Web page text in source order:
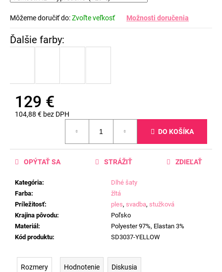
Môžeme doručiť do:Zvoľte veľkosť Možnosti doručenia
129 €
104,88 € bez DPH
DO KOŠÍKA
Kategória:
Dlhé šaty
Farba:
žltá
Príležitosť: ples, svadba, stužková
Krajina pôvodu:
Poľsko
Materiál :
Polyester 97%, Elastan 3%
Kód produktu: SD3037-YELLOW
OPÝTAŤ SA STRÁŽIŤ ZDIEĽAŤ
Rozmery Hodnotenie Diskusia